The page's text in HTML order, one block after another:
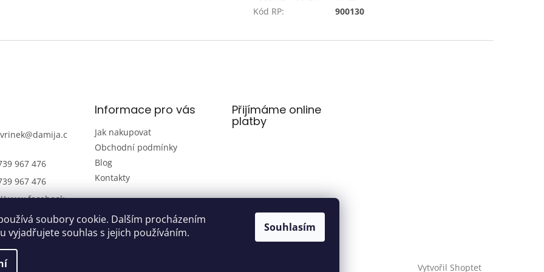
soubory cookie. Dalším procházením
vyjadřujete souhlas s jejich používáním.
Souhlasím
Kód RP: 900130
@damija.c
967 476
967 476
www.facebook.
967 476
Informace pro vás
Jak nakupovat
Obchodní podmínky
Blog
Kontakty
Přijímáme online
platby
Vytvořil Shoptet